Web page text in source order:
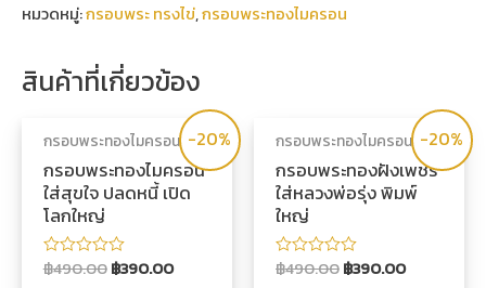
หมวดหมู่:กรอบพระ ทรงไข่,กรอบพระทองไมครอน
สินค้าที่เกี่ยวข้อง
-20%
กรอบพระทองไมครอน
กรอบพระทองไมครอน
ใส่สุขใจ ปลดหนี้ เปิด
โลกใหญ่
ให้
฿490.00฿390.00
-20%
กรอบพระทองไมครอน
กรอบพระทองฝังเพชร
ใส่หลวงพ่อรุ่ง พิมพ์
ใหญ่
ให้
฿490.00฿390.00